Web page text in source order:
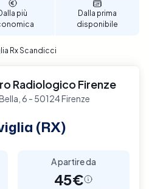
della caviglia.
più
Dalla prima
disponibile
Rx Scandicci
Radiologico Firenze
6 - 50124 Firenze
(RX)
A partire da
45€